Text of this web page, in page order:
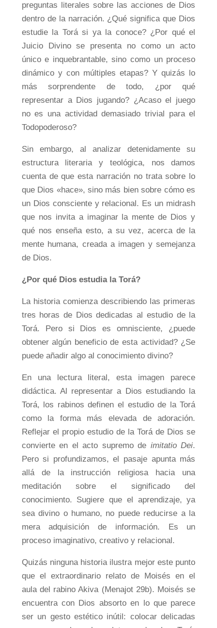
preguntas literales sobre las acciones de Dios
dentro de la narración. ¿Qué significa que Dios
estudie la Torá si ya la conoce? ¿Por qué el
Juicio Divino se presenta no como un acto
único e inquebrantable, sino como un proceso
dinámico y con múltiples etapas? Y quizás lo
más sorprendente de todo, ¿por qué
representar a Dios jugando? ¿Acaso el juego
no es una actividad demasiado trivial para el
Todopoderoso?
Sin embargo, al analizar detenidamente su
estructura literaria y teológica, nos damos
cuenta de que esta narración no trata sobre lo
que Dios «hace», sino más bien sobre cómo es
un Dios consciente y relacional. Es un midrash
que nos invita a imaginar la mente de Dios y
qué nos enseña esto, a su vez, acerca de la
mente humana, creada a imagen y semejanza
de Dios.
¿Por qué Dios estudia la Torá?
La historia comienza describiendo las primeras
tres horas de Dios dedicadas al estudio de la
Torá. Pero si Dios es omnisciente, ¿puede
obtener algún beneficio de esta actividad? ¿Se
puede añadir algo al conocimiento divino?
En una lectura literal, esta imagen parece
didáctica. Al representar a Dios estudiando la
Torá, los rabinos definen el estudio de la Torá
como la forma más elevada de adoración.
Reflejar el propio estudio de la Torá de Dios se
convierte en el acto supremo de imitatio Dei.
Pero si profundizamos, el pasaje apunta más
allá de la instrucción religiosa hacia una
meditación sobre el significado del
conocimiento. Sugiere que el aprendizaje, ya
sea divino o humano, no puede reducirse a la
mera adquisición de información. Es un
proceso imaginativo, creativo y relacional.
Quizás ninguna historia ilustra mejor este punto
que el extraordinario relato de Moisés en el
aula del rabino Akiva (Menajot 29b). Moisés se
encuentra con Dios absorto en lo que parece
ser un gesto estético inútil: colocar delicadas